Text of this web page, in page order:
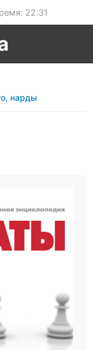
22:31
нарды